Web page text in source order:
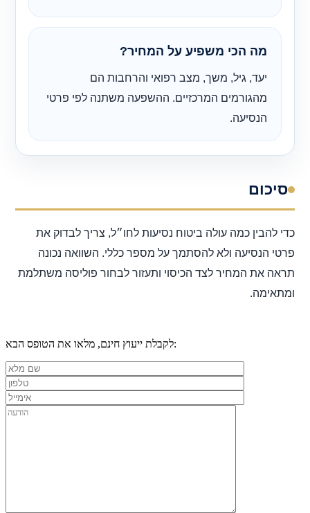
מה הכי משפיע על המחיר?
יעד, גיל, משך, מצב רפואי והרחבות הם
מהגורמים המרכזיים. ההשפעה משתנה לפי פרטי
הנסיעה.
סיכום
כדי להבין כמה עולה ביטוח נסיעות לחו״ל, צריך לבדוק את
פרטי הנסיעה ולא להסתמך על מספר כללי. השוואה נכונה
תראה את המחיר לצד הכיסוי ותעזור לבחור פוליסה משתלמת
ומתאימה.
לקבלת ייעוץ חינם, מלאו את הטופס הבא: